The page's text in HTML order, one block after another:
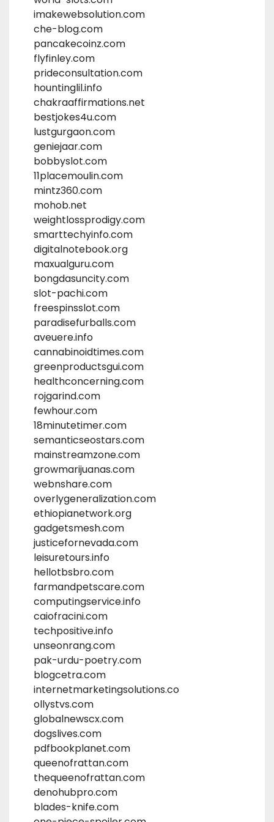
imakewebsolution.com
che-blog.com
pancakecoinz.com
flyfinley.com
prideconsultation.com
hountinglil.info
chakraaffirmations.net
bestjokes4u.com
lustgurgaon.com
geniejaar.com
bobbyslot.com
11placemoulin.com
mintz360.com
mohob.net
weightlossprodigy.com
smarttechyinfo.com
digitalnotebook.org
maxualguru.com
bongdasuncity.com
slot-pachi.com
freespinsslot.com
paradisefurballs.com
aveuere.info
cannabinoidtimes.com
greenproductsgui.com
healthconcerning.com
rojgarind.com
fewhour.com
18minutetimer.com
semanticseostars.com
mainstreamzone.com
growmarijuanas.com
webnshare.com
overlygeneralization.com
ethiopianetwork.org
gadgetsmesh.com
justicefornevada.com
leisuretours.info
hellotbsbro.com
farmandpetscare.com
computingservice.info
caiofracini.com
techpositive.info
unseonrang.com
pak-urdu-poetry.com
blogcetra.com
internetmarketingsolutions.co
ollystvs.com
globalnewscx.com
dogslives.com
pdfbookplanet.com
queenofrattan.com
thequeenofrattan.com
denohubpro.com
blades-knife.com